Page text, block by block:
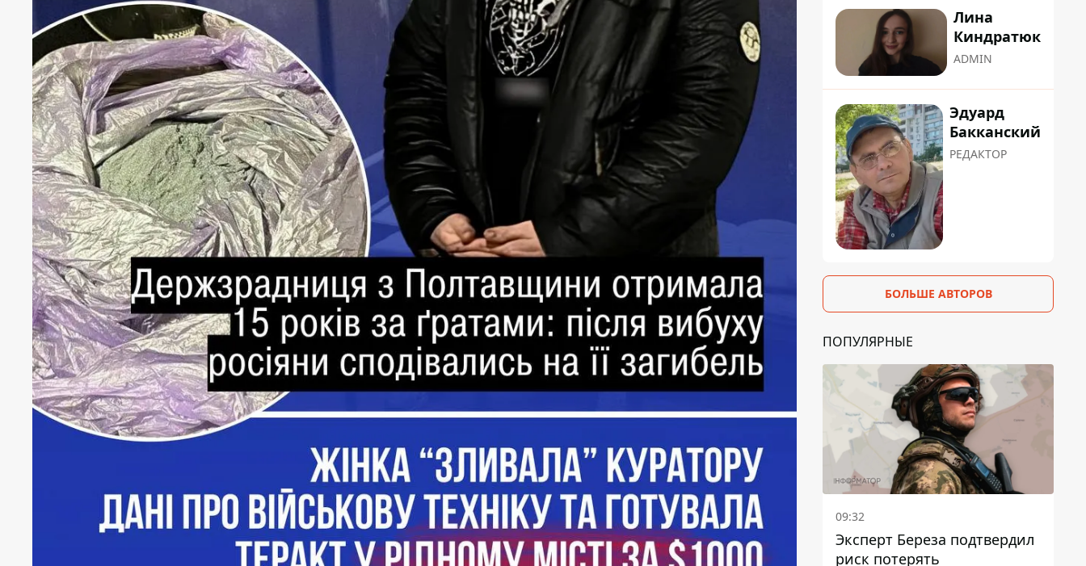
Лина
Киндратюк
ADMIN
Эдуард
Бакканский
РЕДАКТОР
БОЛЬШЕ АВТОРОВ
ПОПУЛЯРНЫЕ
09:32
Эксперт Береза ​​подтвердил
риск потерять